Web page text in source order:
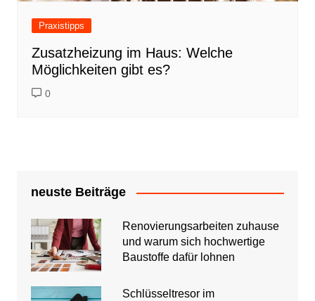
Praxistipps
Zusatzheizung im Haus: Welche
Möglichkeiten gibt es?
0
neuste Beiträge
Renovierungsarbeiten zuhause
und warum sich hochwertige
Baustoffe dafür lohnen
Schlüsseltresor im